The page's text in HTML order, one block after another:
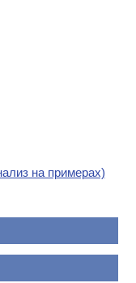
на примерах)